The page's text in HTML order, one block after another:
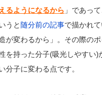
るようになるから 」であっ
うと 随分前の記事で描かれ
が変わるから」。その際の
を持った分子(吸光しやすい)
分子に変わる点です。